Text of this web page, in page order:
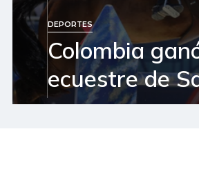
DEPORTES
Colombia
ecuestre de